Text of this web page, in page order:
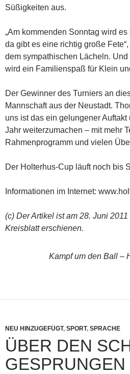
Süßigkeiten aus.
„Am kommenden Sonntag wird
da gibt es eine richtig große
dem sympathischen Lächeln. Und
wird ein Familienspaß für Klein
Der Gewinner des Turniers an
Mannschaft aus der Neustadt.
uns ist das ein gelungener
Jahr weiterzumachen – mit mehr
Rahmenprogramm und vielen
Der Holterhus-Cup läuft noch bis
Informationen im Internet:
(c) Der Artikel ist am 28. Juni
Kreisblatt erschienen.
Kampf um den Ball –
NEU HINZUGEFÜGT, SPORT, SPRACHE
ÜBER DEN
GESPRUNGEN